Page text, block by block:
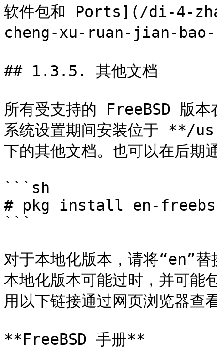
软件包和 Ports](/di-4-
cheng-xu-ruan-jian-
## 1.3.5. 其他文档
所有受支持的 FreeBSD 版本
系统设置期间安装位于
下的其他文档。也可以在后期
```sh
# pkg install en-
```
对于本地化版本，请将“en”
本地化版本可能过时，并可能
用以下链接通过网页浏览器查
**FreeBSD 手册**